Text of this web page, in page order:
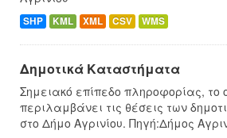
SHP KML XML CSV WMS
Δημοτικά Καταστήματα
Σημειακό επίπεδο πληροφορίας, το
περιλαμβάνει τις θέσεις των
στο Δήμο Αγρινίου. Πηγή:Δήμος